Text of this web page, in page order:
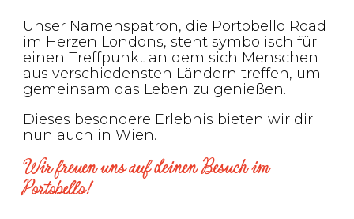
Unser Namenspatron, die Portobello Road
im Herzen Londons, steht symbolisch für
einen Treffpunkt an dem sich Menschen
aus verschiedensten Ländern treffen, um
gemeinsam das Leben zu genießen.
Dieses besondere Erlebnis bieten wir dir
nun auch in Wien.
Wir freuen uns auf deinen Besuch im
Portobello!